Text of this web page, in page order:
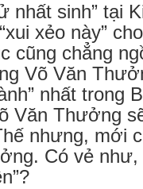
nhất sinh” tại
xẻo này”
cũng chẳng
Võ Văn
nhất trong
Văn Thưởng
nhưng, mới
Có vẻ